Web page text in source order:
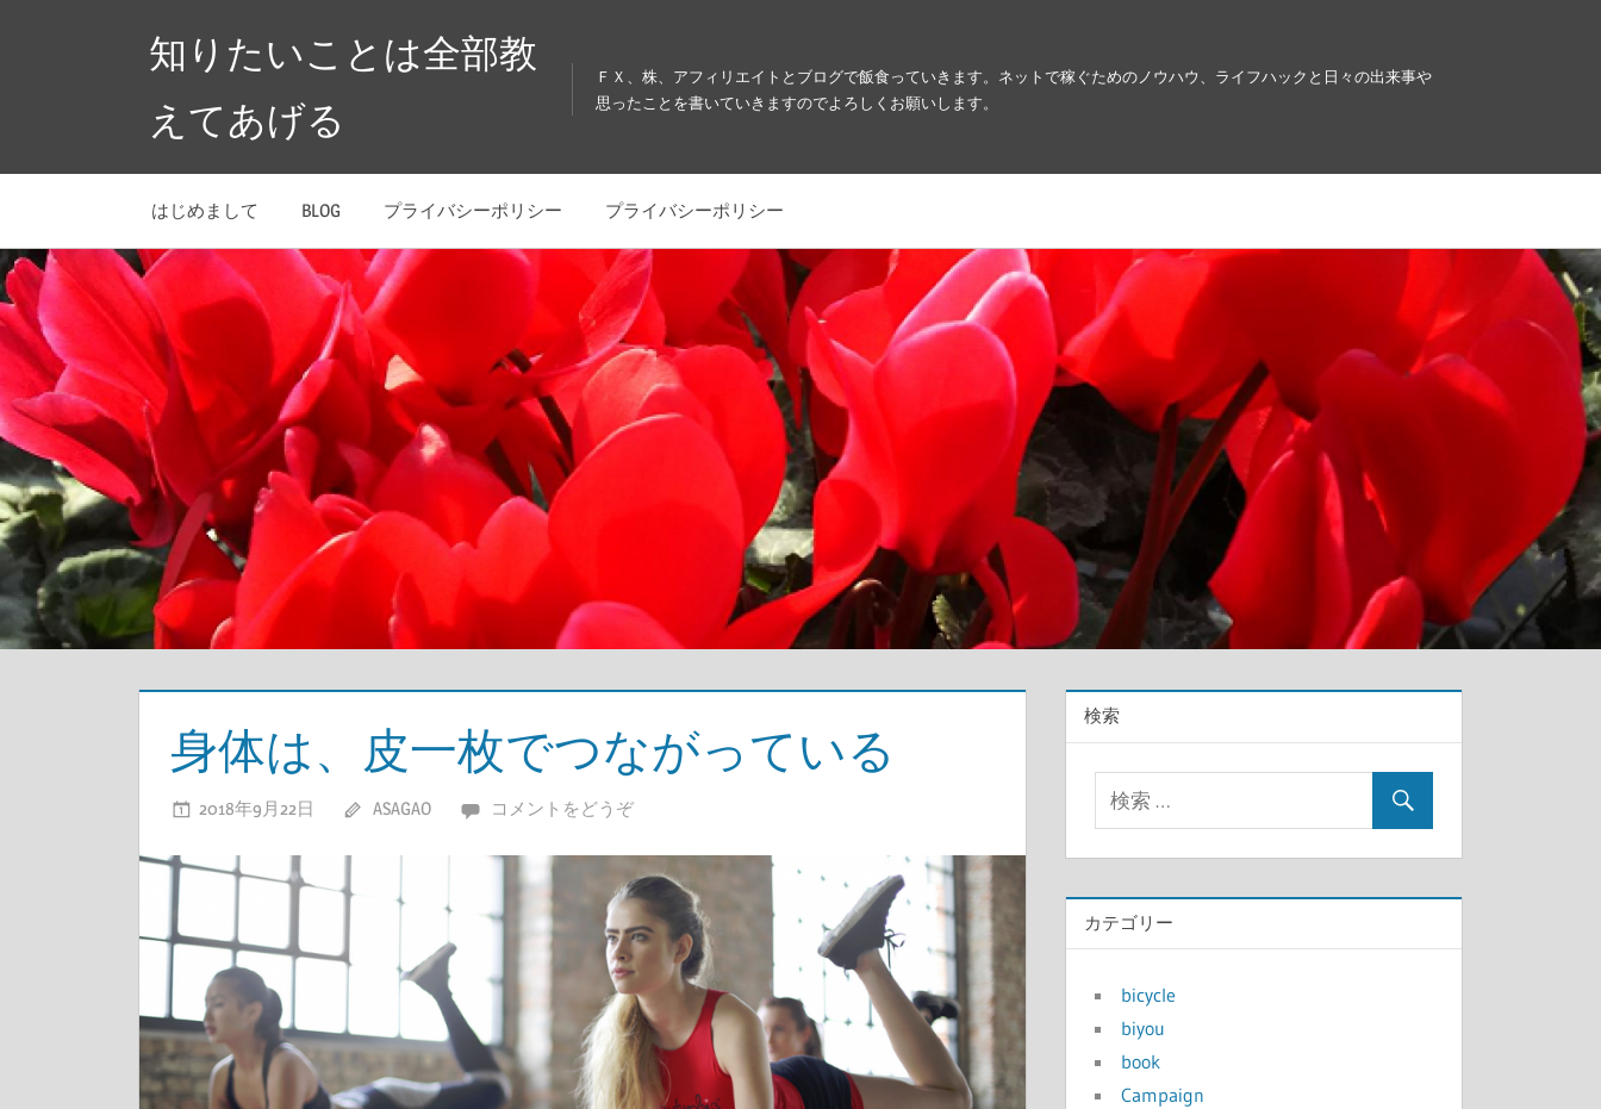
キ
ッ
プ
知りたいことは全部教
えてあげる
ＦＸ、株、アフィリエイトとブログで飯食っていきます。ネットで稼ぐためのノウハウ、ライフハックと日々の出来事や
思ったことを書いていきますのでよろしくお願いします。
はじめまして BLOG プライバシーポリシー プライバシーポリシー
身体は、皮一枚でつながっている
2018年9月22日 ASAGAO コメントをどうぞ
検索
カテゴリー
bicycle
biyou
book
Campaign